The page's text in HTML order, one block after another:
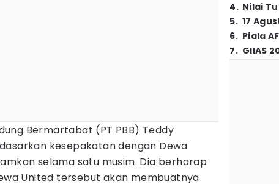
Bermartabat (PT PBB) Teddy
kesepakatan dengan Dewa
selama satu musim. Dia berharap
United tersebut akan membuatnya
4. Nilai
5. 17
6. Piala
7. GIIAS